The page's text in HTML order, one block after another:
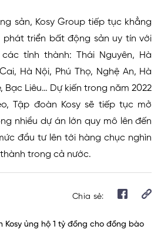
sản, Kosy Group tiếp tục khẳng
phát triển bất động sản uy tín với
tỉnh thành: Thái Nguyên, Hà
Hà Nội, Phú Thọ, Nghệ An, Hà
Bạc Liêu… Dự kiến trong năm 2022
Tập đoàn Kosy sẽ tiếp tục mở
nhiều dự án lớn quy mô lên đến
đầu tư lên tới hàng chục nghìn
trong cả nước.
Chia sẻ:
Kosy ủng hộ 1 tỷ đồng cho đồng bào